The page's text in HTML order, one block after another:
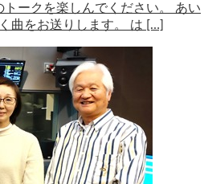
ークを楽しんでください。 あい
曲をお送りします。 は […]